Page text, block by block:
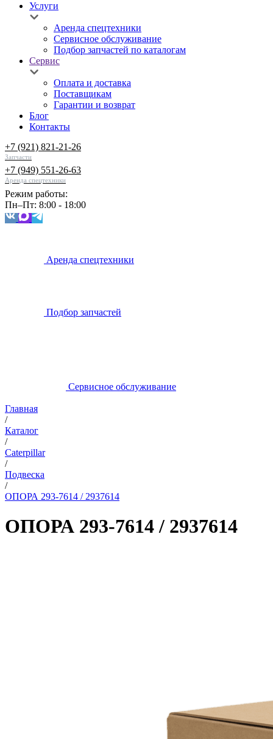
Услуги
Аренда спецтехники
Сервисное обслуживание
Подбор запчастей по каталогам
Сервис
Оплата и доставка
Поставщикам
Гарантии и возврат
Блог
Контакты
+7 (921) 821-21-26
Запчасти
+7 (949) 551-26-63
Аренда спецтехники
Режим работы:
Пн–Пт: 8:00 - 18:00
Аренда спецтехники
Подбор запчастей
Сервисное обслуживание
Главная
/
Каталог
/
Caterpillar
/
Подвеска
/
ОПОРА 293-7614 / 2937614
ОПОРА 293-7614 / 2937614